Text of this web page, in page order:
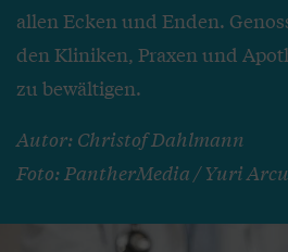
allen Ecken und Enden.
den Kliniken, Praxen und
zu bewältigen.
Autor: Christof Dahlmann
Foto: PantherMedia / Yuri